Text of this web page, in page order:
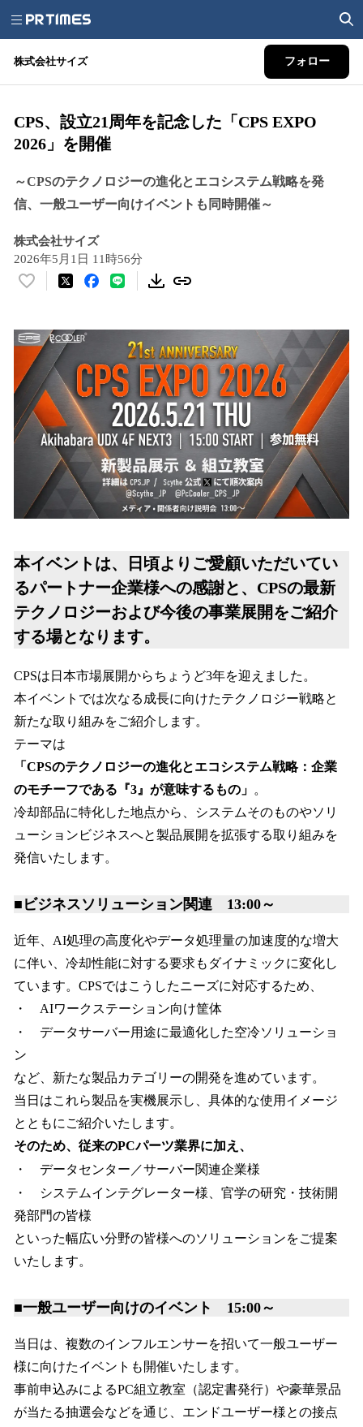
株式会社サイズ フォロー
CPS、設立21周年を記念した「CPS EXPO
2026」を開催
～CPSのテクノロジーの進化とエコシステム戦略を発
信、一般ユーザー向けイベントも同時開催～
株式会社サイズ
2026年5月1日 11時56分
い
！
数
を
読
み
込
す
本イベントは、日頃よりご愛顧いただいてい
るパートナー企業様への感謝と、CPSの最新
テクノロジーおよび今後の事業展開をご紹介
する場となります。
CPSは日本市場展開からちょうど3年を迎えました。
本イベントでは次なる成長に向けたテクノロジー戦略と
新たな取り組みをご紹介します。
テーマは
「CPSのテクノロジーの進化とエコシステム戦略：企業
のモチーフである『3』が意味するもの」 。
冷却部品に特化した地点から、システムそのものやソリ
ューションビジネスへと製品展開を拡張する取り組みを
発信いたします。
■ビジネスソリューション関連 13:00～
近年、AI処理の高度化やデータ処理量の加速度的な増大
に伴い、冷却性能に対する要求もダイナミックに変化し
ています。CPSではこうしたニーズに対応するため、
・ AIワークステーション向け筐体
・ データサーバー用途に最適化した空冷ソリューショ
ン
など、新たな製品カテゴリーの開発を進めています。
当日はこれら製品を実機展示し、具体的な使用イメージ
とともにご紹介いたします。
そのため、従来のPCパーツ業界に加え、
・ データセンター／サーバー関連企業様
・ システムインテグレーター様、官学の研究・技術開
発部門の皆様
といった幅広い分野の皆様へのソリューションをご提案
いたします。
■一般ユーザー向けのイベント 15:00～
当日は、複数のインフルエンサーを招いて一般ユーザー
様に向けたイベントも開催いたします。
事前申込みによるPC組立教室（認定書発行）や豪華景品
が当たる抽選会などを通じ、エンドユーザー様との接点